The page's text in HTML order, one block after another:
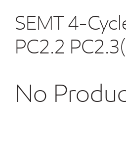
SEMT 4-
PC2.2
No